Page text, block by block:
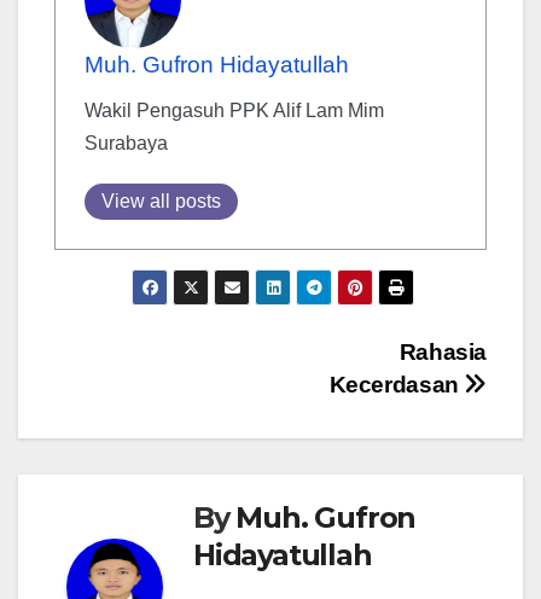
Muh. Gufron Hidayatullah
Wakil Pengasuh PPK Alif Lam Mim
Surabaya
View all posts
Rahasia
Kecerdasan
ByMuh. Gufron
Hidayatullah